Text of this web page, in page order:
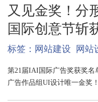
又见金奖！分
国际创意节斩
标签： 网站建设 网站
第21届IAI国际广告奖获奖名
广告作品组UI设计唯一金奖！